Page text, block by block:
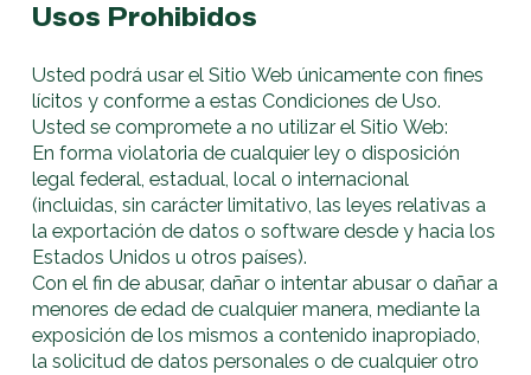
Usos Prohibidos
Usted podrá usar el Sitio Web únicamente con fines
lícitos y conforme a estas Condiciones de Uso.
Usted se compromete a no utilizar el Sitio Web:
En forma violatoria de cualquier ley o disposición
legal federal, estadual, local o internacional
(incluidas, sin carácter limitativo, las leyes relativas a
la exportación de datos o software desde y hacia los
Estados Unidos u otros países).
Con el fin de abusar, dañar o intentar abusar o dañar a
menores de edad de cualquier manera, mediante la
exposición de los mismos a contenido inapropiado,
la solicitud de datos personales o de cualquier otro